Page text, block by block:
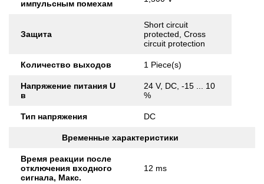
импульсным помехам
Защита
Short circuit
protected, Cross
circuit protection
Количество выходов 1 Piece(s)
Напряжение питания U
в
24 V, DC, -15 ... 10
%
Тип напряжения DC
Временные характеристики
Время реакции после
отключения входного
сигнала, Макс.
12 ms